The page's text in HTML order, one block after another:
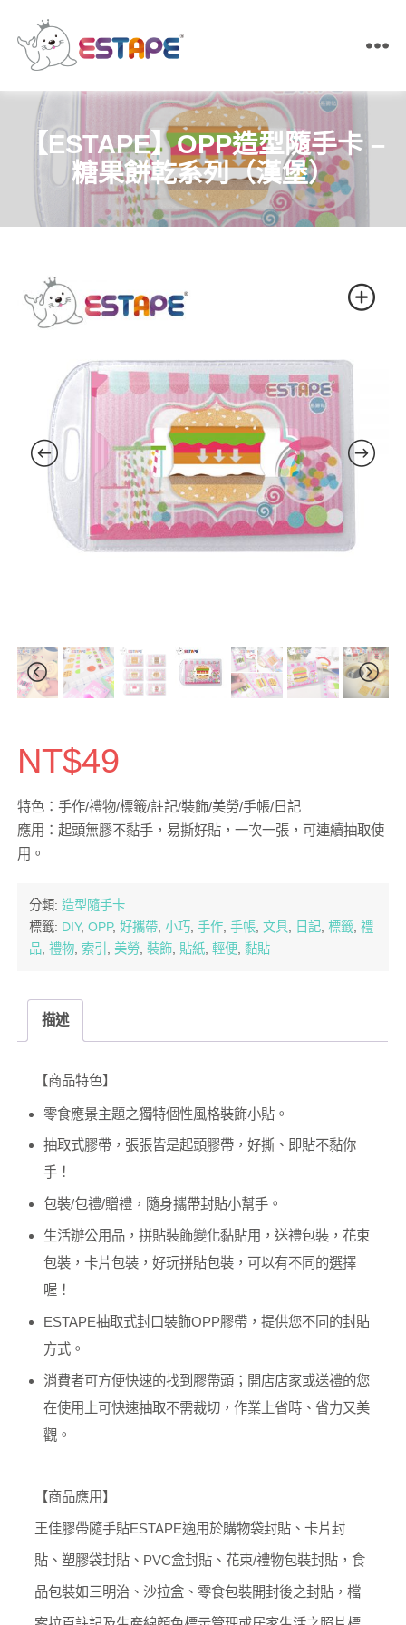
王
貼・
帶・
膠
【ESTAPE】OPP造型隨手卡 –
糖果餅乾系列（漢堡）
NT$49
特色：手作/禮物/標籤/註記/裝飾/美勞/手帳/日記
應用：起頭無膠不黏手，易撕好貼，一次一張，可連續抽取使
用。
分類: 造型隨手卡
標籤: DIY, OPP, 好攜帶, 小巧, 手作, 手帳, 文具, 日記, 標籤, 禮
品, 禮物, 索引 , 美勞, 裝飾, 貼紙, 輕便, 黏貼
描述
【商品特色】
零食應景主題之獨特個性風格裝飾小貼。
抽取式膠帶，張張皆是起頭膠帶，好撕、即貼不黏你
手！
包裝/包禮/贈禮，隨身攜帶封貼小幫手。
生活辦公用品，拼貼裝飾變化黏貼用，送禮包裝，花束
包裝，卡片包裝，好玩拼貼包裝，可以有不同的選擇
喔！
ESTAPE抽取式封口裝飾OPP膠帶，提供您不同的封貼
方式。
消費者可方便快速的找到膠帶頭；開店店家或送禮的您
在使用上可快速抽取不需裁切，作業上省時、省力又美
觀。
【商品應用】
王佳膠帶隨手貼ESTAPE適用於購物袋封貼、卡片封
貼、塑膠袋封貼、PVC盒封貼、花束/禮物包裝封貼，食
品包裝如三明治、沙拉盒、零食包裝開封後之封貼，檔